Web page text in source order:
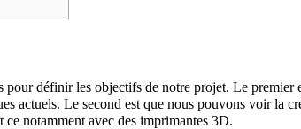
pour définir les objectifs de notre projet. Le
actuels. Le second est que nous pouvons voir la
notamment avec des imprimantes 3D.